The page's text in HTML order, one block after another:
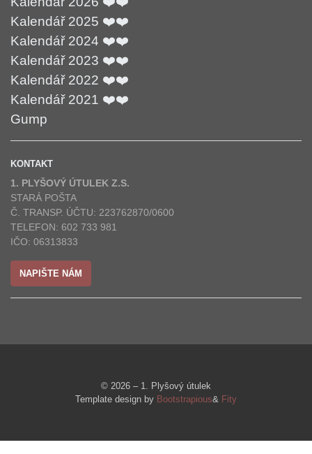
Kalendář 2025 ❤️❤️
Kalendář 2024 ❤️❤️
Kalendář 2023 ❤️❤️
Kalendář 2022 ❤️❤️
Kalendář 2021 ❤️❤️
Gump
KONTAKT
1. PLYŠOVÝ ÚTULEK Z.S.
STARÁ POŠTA
Č. TRANSP. ÚČTU: 223762870/0600
TELEFON: 602 733 981
IČO: 06313833
NAPIŠTE NÁM
© 2026 – 1. Plyšový útulek
Template design by Bootstrapious& Fity